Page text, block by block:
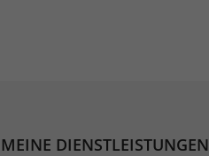
MEINE DIENSTLEISTUNGEN